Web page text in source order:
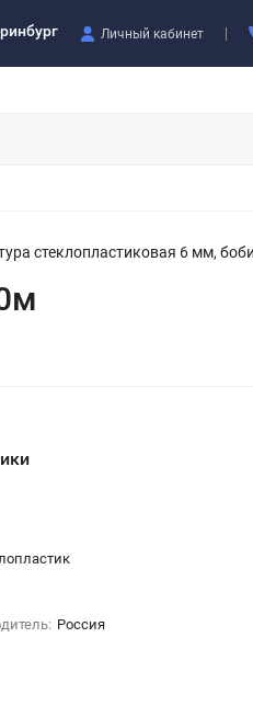
Личный кабинет
стеклопластиковая 6 мм,
Россия